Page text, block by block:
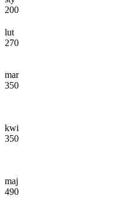
200
lut
270
mar
350
kwi
350
maj
490